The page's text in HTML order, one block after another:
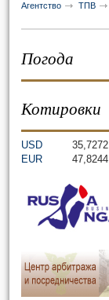
Агентство ТПВ
Погода
Котировки
USD 35,7272
EUR
47,8244